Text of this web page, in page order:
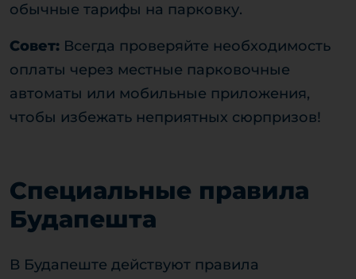
обычные тарифы на парковку.
Совет: Всегда проверяйте необходимость
оплаты через местные парковочные
автоматы или мобильные приложения,
чтобы избежать неприятных сюрпризов!
Специальные правила
Будапешта
В Будапеште действуют правила